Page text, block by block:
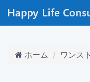
ホーム ワンス